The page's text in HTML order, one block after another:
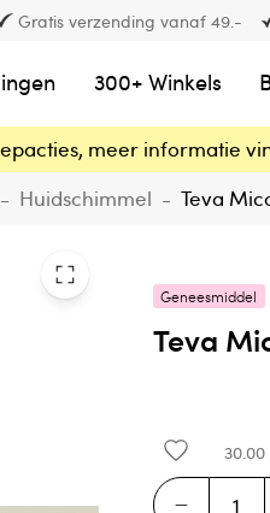
Gratis verzending vanaf 49.-
300+ Winkels
meer informatie
- Huidschimmel - Teva
Geneesmiddel
Teva
30.00